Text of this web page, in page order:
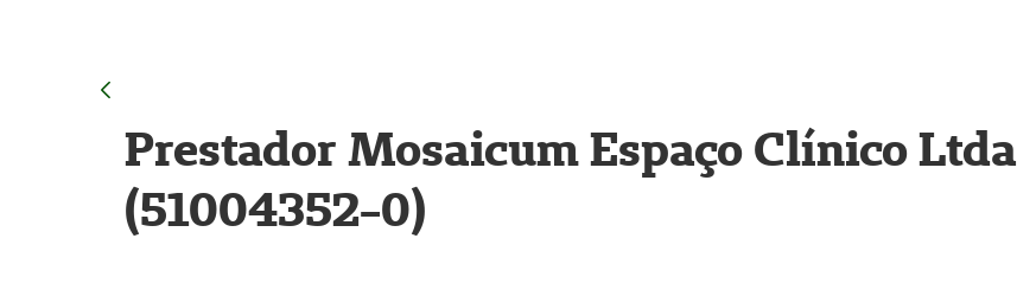
Prestador Mosaicum Espaço Clínico Ltda
(51004352-0)